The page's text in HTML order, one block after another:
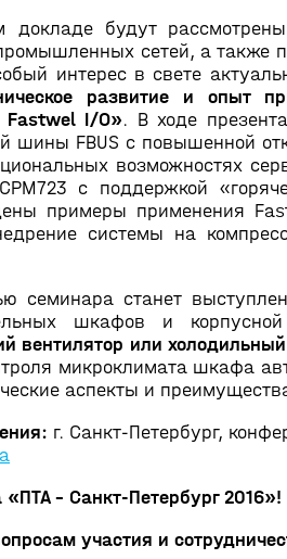
будут
сетей, а также
интерес в свете
развитие и опыт
Fastwel I/O». В ходе
шины FBUS с повышенной
возможностях
с поддержкой
примеры применения
системы на
семинара станет
шкафов и
вентилятор или
микроклимата шкафа
аспекты и
г. Санкт-Петербург,
– Санкт-Петербург 2016»!
участия и